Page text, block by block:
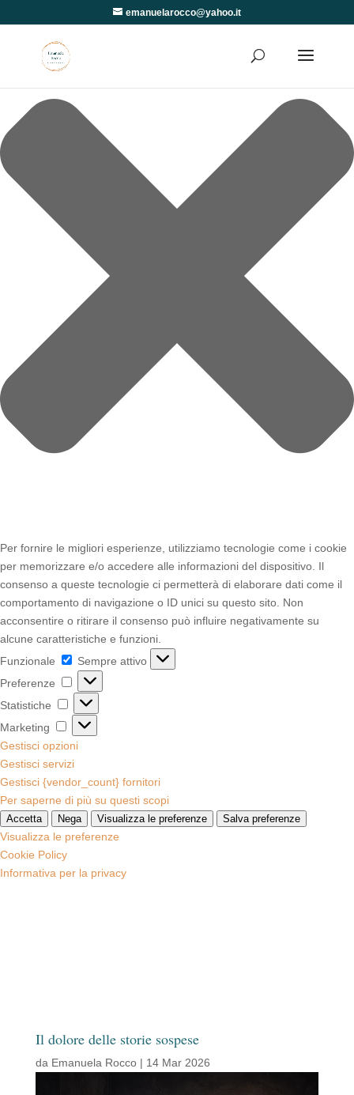
Per fornire le migliori esperienze, utilizziamo tecnologie come i cookie
per memorizzare e/o accedere alle informazioni del dispositivo. Il
consenso a queste tecnologie ci permetterà di elaborare dati come il
comportamento di navigazione o ID unici su questo sito. Non
acconsentire o ritirare il consenso può influire negativamente su
alcune caratteristiche e funzioni.
Funzionale
Funzionale
Sempre attivo
Preferenze
Preferenze
Statistiche Statistiche
Marketing
Marketing
Gestisci opzioni
Gestisci servizi
Gestisci {vendor_count} fornitori
Per saperne di più su questi scopi
Accetta Nega Visualizza le preferenze Salva preferenze
Visualizza le preferenze
Cookie Policy
Informativa per la privacy
emanuelarocco@yahoo.it
Il dolore delle storie sospese
da Emanuela Rocco| 14 Mar 2026